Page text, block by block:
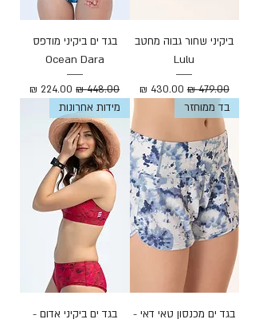
ביקיני שחור גבוה מחטב
Lulu
מחיר רגיל‏479.00 ‏₪ מחיר מבצע
בגד ים ביקיני מודפס
Ocean Dara
מחיר רגיל‏448.00 ‏₪ מחיר מבצע
בד ממוחזר
בגד ים מכנסון טאי דאי -
מידות אחרונות
בגד ים ביקיני אדום -